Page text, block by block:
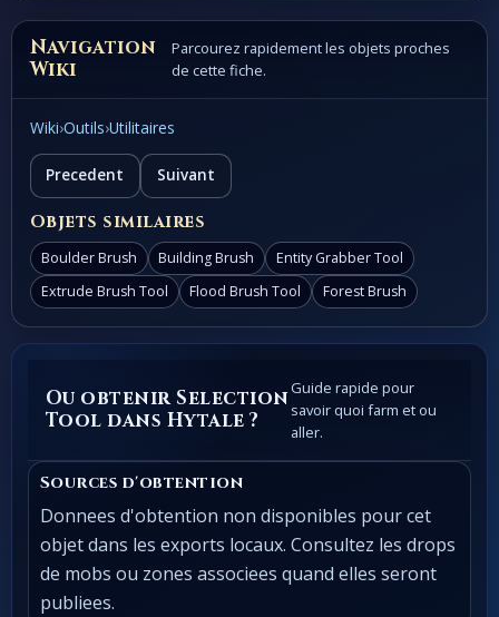
Navigation
Wiki
Parcourez rapidement les objets proches
de cette fiche.
Wiki›Outils›Utilitaires
Precedent Suivant
Objets similaires
Boulder Brush Building Brush
Entity Grabber Tool
Extrude Brush Tool
Flood Brush Tool Forest Brush
Ou obtenir Selection
Tool dans Hytale ?
Guide rapide pour
savoir quoi farm et ou
aller.
Sources d'obtention
Donnees d'obtention non disponibles pour cet
objet dans les exports locaux. Consultez les drops
de mobs ou zones associees quand elles seront
publiees.